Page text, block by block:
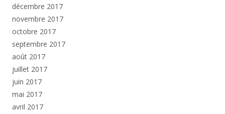
décembre 2017
novembre 2017
octobre 2017
septembre 2017
août 2017
juillet 2017
juin 2017
mai 2017
avril 2017